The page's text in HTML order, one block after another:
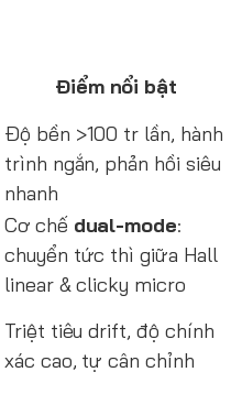
Điểm nổi bật
Độ bền >100 tr lần, hành
trình ngắn, phản hồi siêu
nhanh
Cơ chế dual-mode:
chuyển tức thì giữa Hall
linear & clicky micro
Triệt tiêu drift, độ chính
xác cao, tự cân chỉnh